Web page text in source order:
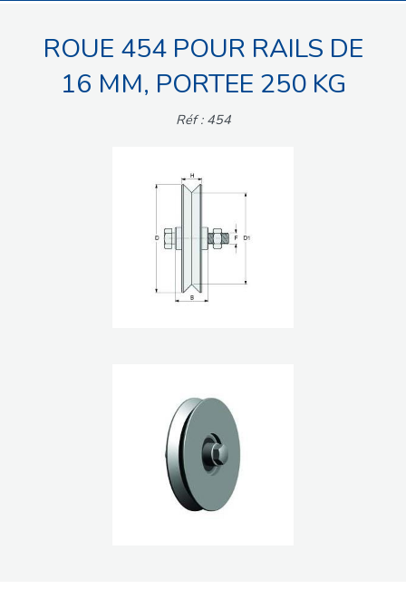
MOTORISATIONS
ACCESSOIRES ET ELECTRONIQUES
INTERPHONES VISIOPHONES
ROUE 454 POUR RAILS DE
16 MM, PORTEE 250 KG
Réf : 454